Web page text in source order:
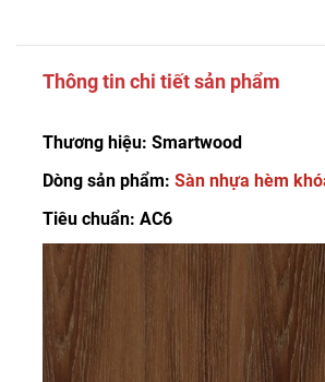
Thông tin chi tiết sản phẩm
Thương hiệu: Smartwood
Dòng sản phẩm: Sàn nhựa hèm
Tiêu chuẩn: AC6